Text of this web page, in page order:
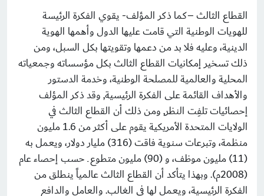
القطاع الثالث –كما ذكر المؤلف- يقوي الفكرة الرئيسة
للهويات الوطنية التي قامت عليها الدولوأهمها الهوية
الدينية، وعليه فلا بد من دعمها وتقويتها بكل السبل، ومن
ذلك تسخير إمكانيات القطاع الثالث بكل مؤسساته وجمعياته
المحلية والعالمية للمصلحة الوطنية، وخدمة الدستور
والأهداف القائمة على الفكرة الرئيسية, وقد ذكر المؤلف
إحصائيات تلفِت النظر, ومن ذلك أن القطاع الثالث في
الولايات المتحدة الأمريكية يقوم على أكثر من 1.6 مليون
منظمة، وتبرعات سنوية فاقت (316) مليار دولار، ويعمل به
(11) مليون موظف، و (90) مليون متطوع ـ حسب إحصاء عام
(2008م). وبهذا يتأكد أن القطاع الثالث عالمياً ينطلق من
الفكرة الرئيسية، ويعمل لها في الغالب. والعامل والدافع